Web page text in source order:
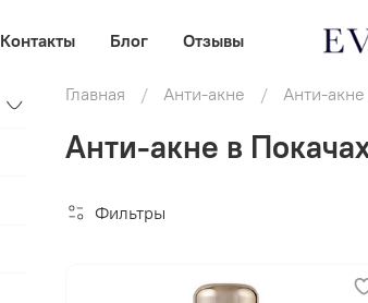
Контакты Блог Отзывы
Главная Анти-акне Анти-
Анти-акне в
Фильтры
В корзину